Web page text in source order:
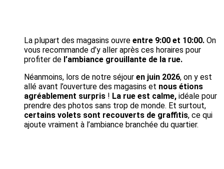
La plupart des magasins ouvre entre 9:00 et 10:00. On
vous recommande d’y aller après ces horaires pour
profiter de l’ambiance grouillante de la rue.
Néanmoins, lors de notre séjour en juin 2026, on y est
allé avant l’ouverture des magasins et nous étions
agréablement surpris ! La rue est calme, idéale pour
prendre des photos sans trop de monde. Et surtout,
certains volets sont recouverts de graffitis, ce qui
ajoute vraiment à l’ambiance branchée du quartier.